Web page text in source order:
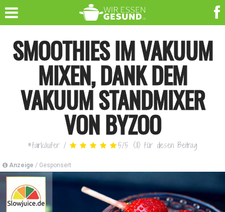
SMOOTHIES IM VAKUUM
MIXEN, DANK DEM
VAKUUM STANDMIXER
VON BYZOO
#fairkäufer / 5/5 (11) für diesen Beitrag
Anzeige / Gesponsert